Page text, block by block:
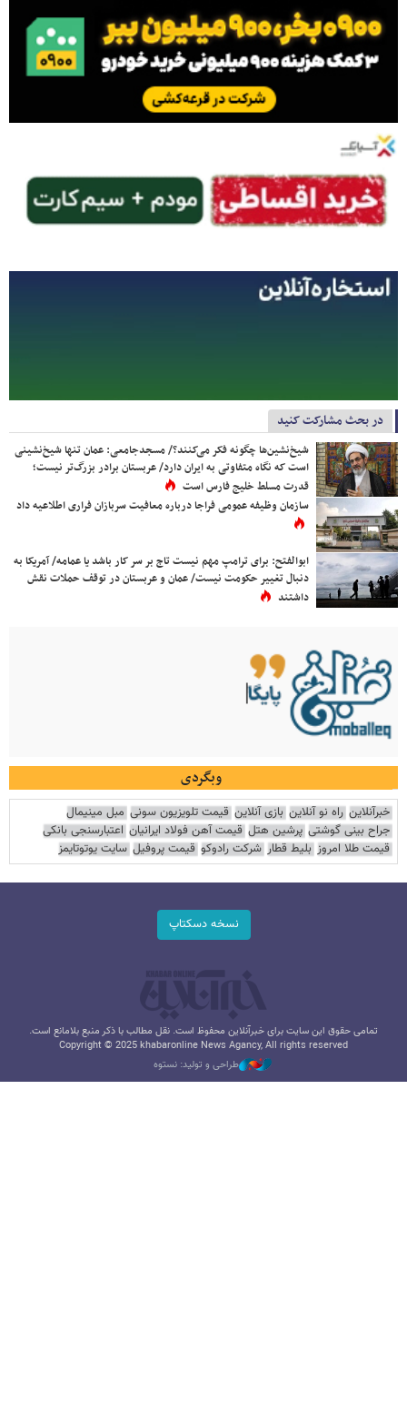
در بحث مشارکت کنید
شیخ‌نشین‌ها چگونه فکر می‌کنند؟/ مسجدجامعی: عمان تنها شیخ‌نشینی
است که نگاه متفاوتی به ایران دارد/ عربستان برادر بزرگ‌تر نیست؛
قدرت مسلط خلیج فارس است
سازمان وظیفه عمومی فراجا درباره معافیت سربازان فراری اطلاعیه داد
ابوالفتح: برای ترامپ مهم نیست تاج بر سر کار باشد یا عمامه/ آمریکا به
دنبال تغییر حکومت نیست/ عمان و عربستان در توقف حملات نقش
داشتند
وبگردی
خبرآنلاین راه نو آنلاین بازی آنلاین قیمت تلویزیون سونی مبل مینیمال
جراح بینی گوشتی پرشین هتل قیمت آهن فولاد ایرانیان اعتبارسنجی بانکی
قیمت طلا امروز بلیط قطار شرکت رادوکو قیمت پروفیل سایت یوتوتایمز
نسخه دسکتاپ
تمامی حقوق این سایت برای خبرآنلاین محفوظ است. نقل مطالب با ذکر منبع بلامانع است.
Copyright © 2025 khabaronline News Agancy, All rights reserved
طراحی و تولید: نستوه